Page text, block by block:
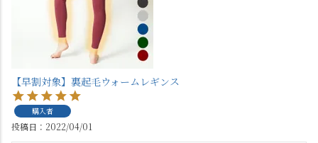
【早割対象】裏起毛ウォームレギンス
購入者
投稿日 2022/04/01